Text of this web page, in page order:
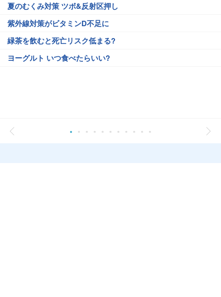
夏のむくみ対策 ツボ&反射区押し
紫外線対策がビタミンD不足に
緑茶を飲むと死亡リスク低まる?
ヨーグルト いつ食べたらいい?